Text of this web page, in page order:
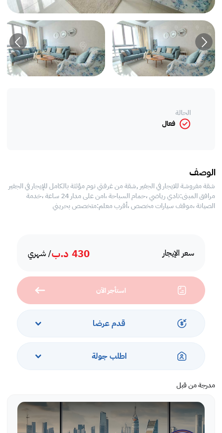
سعر الإيجار 430 د.ب/ شهري
استأجر الآن
قدم عرضا
اطلب جولة
مدرجة من قبل
الحالة
فعال
الوصف
شقة مفروشة للايجار في الجفير ,شقة من غرفتي نوم مؤثثة بالكامل للإيجار في الجفير
مرافق المبنى:نادي رياضي ،حمام السباحة ،امن على مدار 24 ساعة ،خدمة
الصيانة ،موقف سيارات مخصص ،أقرب معلم:متخصص بحريني